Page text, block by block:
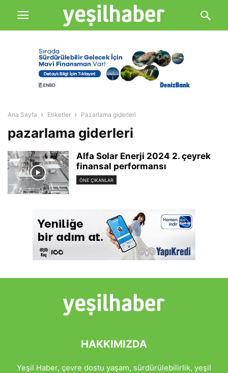
Ana Sayfa Etiketler Pazarlama giderleri
pazarlama giderleri
Alfa Solar Enerji 2024 2. çeyrek
finansal performansı
ÖNE ÇIKANLAR
HAKKIMIZDA
Yeşil Haber, çevre dostu yaşam, sürdürülebilirlik, yeşil